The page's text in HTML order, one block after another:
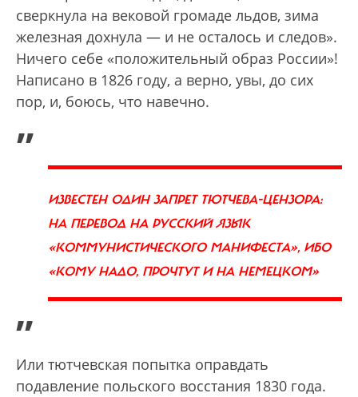
сверкнула на вековой громаде льдов, зима
железная дохнула — и не осталось и следов».
Ничего себе «положительный образ России»!
Написано в 1826 году, а верно, увы, до сих
пор, и, боюсь, что навечно.
„
ИЗВЕСТЕН ОДИН ЗАПРЕТ ТЮТЧЕВА-ЦЕНЗОРА:
НА ПЕРЕВОД НА РУССКИЙ ЯЗЫК
«КОММУНИСТИЧЕСКОГО МАНИФЕСТА», ИБО
«КОМУ НАДО, ПРОЧТУТ И НА НЕМЕЦКОМ»
”
Или тютчевская попытка оправдать
подавление польского восстания 1830 года.